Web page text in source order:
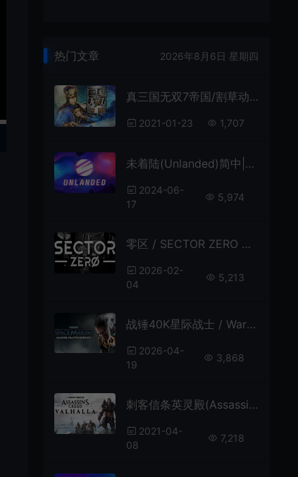
热门文章 2026年8月6日 星期四
真三国无双7帝国/割草动作游戏 Shin Sangokumusou 7 Empires 下载
2021-01-23 1,707
未着陆(Unlanded)简中|PC|ACT|硬核太空漂流推力矢量动作游戏
2024-06-
17
5,974
零区 / SECTOR ZERO 黑暗科幻解谜冒险游戏
2026-02-
04
5,213
战锤40K星际战士 / Warhammer 40,000 Space Marine 科幻动作游戏
2026-04-
19
3,868
刺客信条英灵殿(Assassin’s Creed Valhalla)开放世界动作冒险游戏|下载
2021-04-
08
7,218